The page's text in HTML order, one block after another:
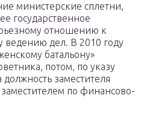
министерские сплетни,
государственное
отношению к
ведению дел. В 2010 году
батальону»
потом, по указу
заместителя
по финансово-